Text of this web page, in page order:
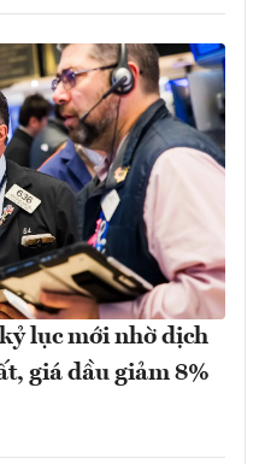
lục mới nhờ dịch
giá dầu giảm 8%